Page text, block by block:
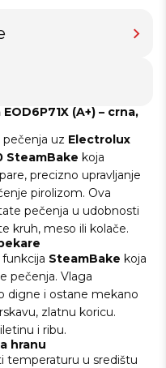
(A+) – crna,
uz Electrolux
SteamBake koja
precizno upravljanje
pirolizom. Ova
pečenja u udobnosti
kruh, meso ili kolače.
SteamBake koja
pečenja. Vlaga
digne i ostane mekano
zlatnu koricu.
i ribu.
hranu
temperaturu u središtu